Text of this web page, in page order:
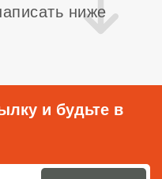
ниже
и будьте в